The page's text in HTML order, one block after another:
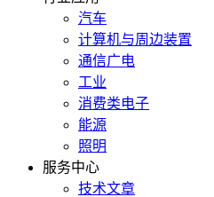
汽车
计算机与周边装置
通信广电
工业
消费类电子
能源
照明
服务中心
技术文章